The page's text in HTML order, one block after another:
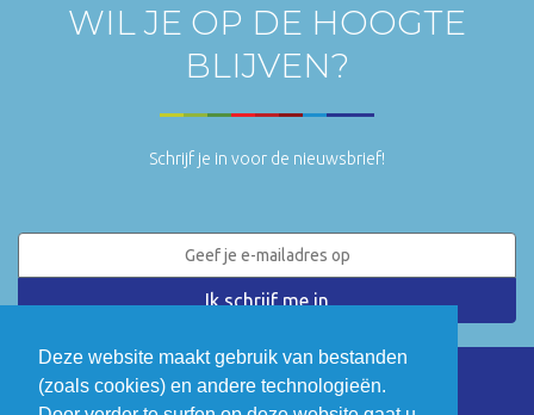
Deze website maakt gebruik van bestanden
(zoals cookies) en andere technologieën.
WIL JE OP DE HOOGTE
BLIJVEN?
Schrijf je in voor de nieuwsbrief!
LinkedIn Twitter